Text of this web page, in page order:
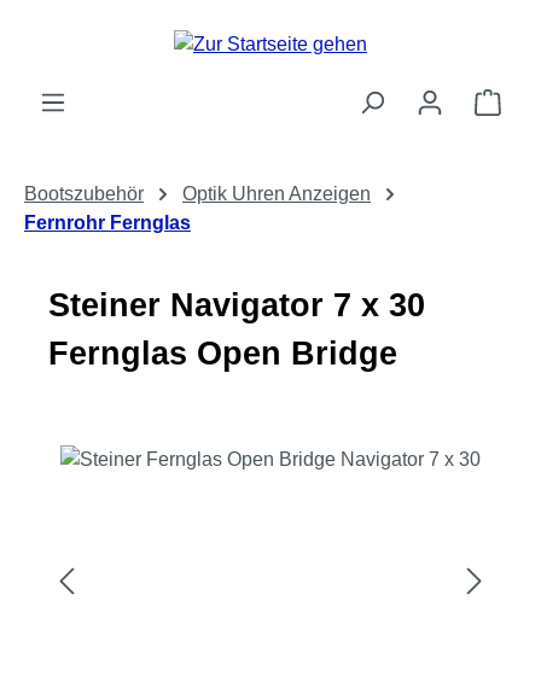
Zum Hauptinhalt springen
Bootszubehör
Optik Uhren Anzeigen
Fernrohr Fernglas
Steiner Navigator 7 x 30
Fernglas Open Bridge
Bildergalerie überspringen